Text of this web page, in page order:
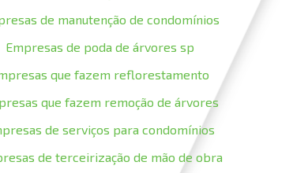
de manutenção de condomínios
Empresas de poda de árvores sp
que fazem reflorestamento
que fazem remoção de árvores
de serviços para condomínios
de terceirização de mão de obra